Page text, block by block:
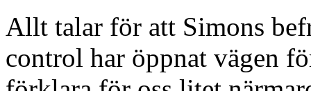
Allt talar för att Simons
control har öppnat vägen